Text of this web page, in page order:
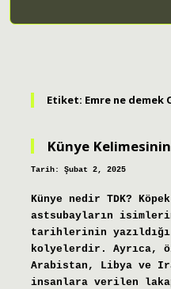
Etiket: Emre ne demek
Künye
Tarih: Şubat 2, 2025
Künye nedir TDK?
astsubayların
tarihlerinin
kolyelerdir. Ayrıca,
Arabistan, Libya ve
insanlara verilen